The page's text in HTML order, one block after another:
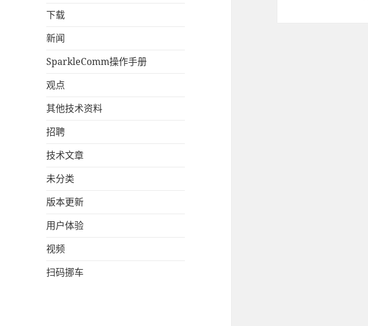
下载
新闻
SparkleComm操作手册
观点
其他技术资料
招聘
技术文章
未分类
版本更新
用户体验
视频
扫码挪车